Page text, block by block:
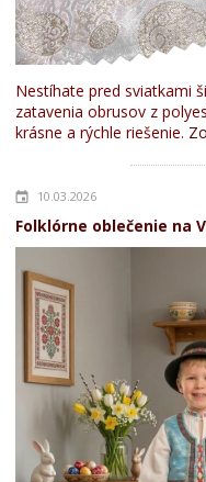
Nestíhate pred sviatkami
zatavenia obrusov z
krásne a rýchle riešenie.
10.03.2026
Folklórne oblečenie na